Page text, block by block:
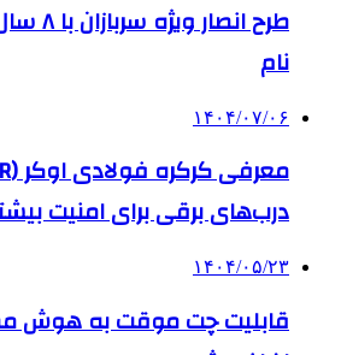
طرح
نام
۱۴۰۴/۰۷/۰۶
درب‌های برقی برای امنیت
۱۴۰۴/۰۵/۲۳
قابلیت چت موقت به هوش